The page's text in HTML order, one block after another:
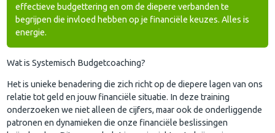
effectieve budgettering en om de diepere verbanden te
begrijpen die invloed hebben op je financiële keuzes. Alles is
energie.
Wat is Systemisch Budgetcoaching?
Het is unieke benadering die zich richt op de diepere lagen van ons
relatie tot geld en jouw financiële situatie. In deze training
onderzoeken we niet alleen de cijfers, maar ook de onderliggende
patronen en dynamieken die onze financiële beslissingen